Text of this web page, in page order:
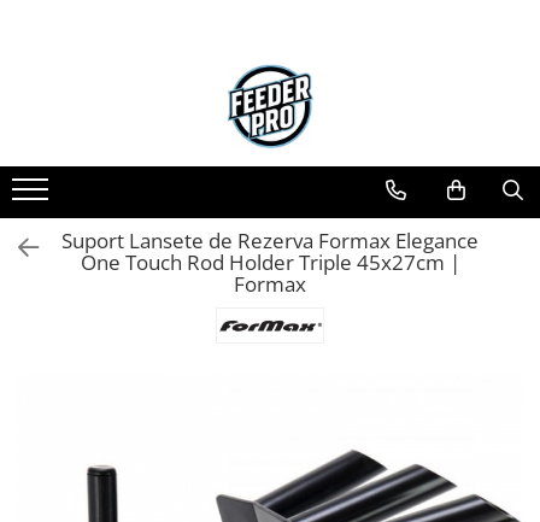
Suport Lansete de Rezerva Formax Elegance
One Touch Rod Holder Triple 45x27cm |
Formax